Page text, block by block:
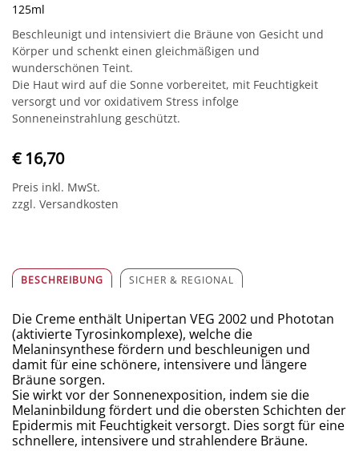
125ml
Beschleunigt und intensiviert die Bräune von Gesicht und
Körper und schenkt einen gleichmäßigen und
wunderschönen Teint.
Die Haut wird auf die Sonne vorbereitet, mit Feuchtigkeit
versorgt und vor oxidativem Stress infolge
Sonneneinstrahlung geschützt.
€ 16,70
Preis inkl. MwSt.
zzgl. Versandkosten
BESCHREIBUNG SICHER & REGIONAL
​Die Creme enthält Unipertan VEG 2002 und Phototan
(aktivierte Tyrosinkomplexe), welche die
Melaninsynthese fördern und beschleunigen und
damit für eine schönere, intensivere und längere
Bräune sorgen.
Sie wirkt vor der Sonnenexposition, indem sie die
Melaninbildung fördert und die obersten Schichten der
Epidermis mit Feuchtigkeit versorgt. Dies sorgt für eine
schnellere, intensivere und strahlendere Bräune.